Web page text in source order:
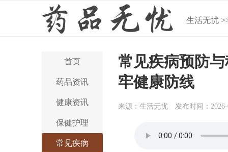
生活无忧
首页
药品资讯
健康资讯
保健护理
常见疾病
常见疾病预防
牢健康防线
来源：生活无忧 发布时间：